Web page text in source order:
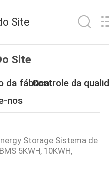
Site
Site
da fábricaControle da
nos
Storage Sistema de
5KWH, 10KWH,